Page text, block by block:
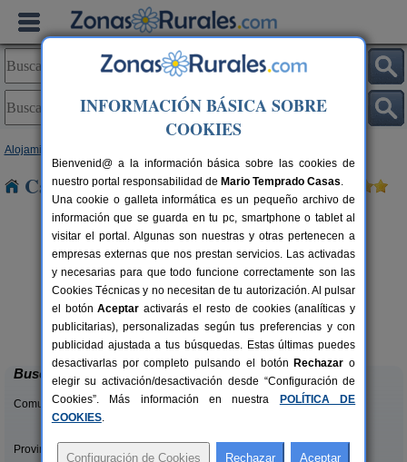
Alojamientos
Casas Rurales cerca de Acequias
8-14+2 pers.
desde 27 €
Casa de Labranza para Turismo
Rural
Trasmulas (Granada)
Buscar
Comunidades:
Provincias/Islas:
INFORMACIÓN BÁSICA SOBRE
COOKIES
Bienvenid@ a la información básica sobre las cookies de
nuestro portal responsabilidad de Mario Temprado Casas.
Una cookie o galleta informática es un pequeño archivo de
información que se guarda en tu pc, smartphone o tablet al
visitar el portal. Algunas son nuestras y otras pertenecen a
empresas externas que nos prestan servicios. Las activadas
y necesarias para que todo funcione correctamente son las
Cookies Técnicas y no necesitan de tu autorización. Al pulsar
el botónAceptar activarás el resto de cookies (analíticas y
publicitarias), personalizadas según tus preferencias y con
publicidad ajustada a tus búsquedas. Estas últimas puedes
desactivarlas por completo pulsando el botón Rechazar o
elegir su activación/desactivación desde “Configuración de
Cookies”. Más información en nuestra
POLÍTICA DE
COOKIES.